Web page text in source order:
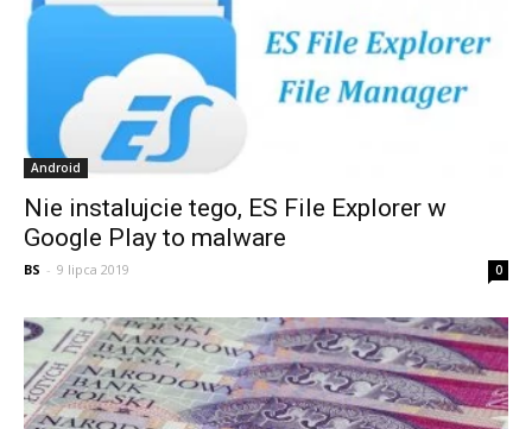
Android
Nie instalujcie tego, ES File Explorer w
Google Play to malware
BS - 9 lipca 2019 0